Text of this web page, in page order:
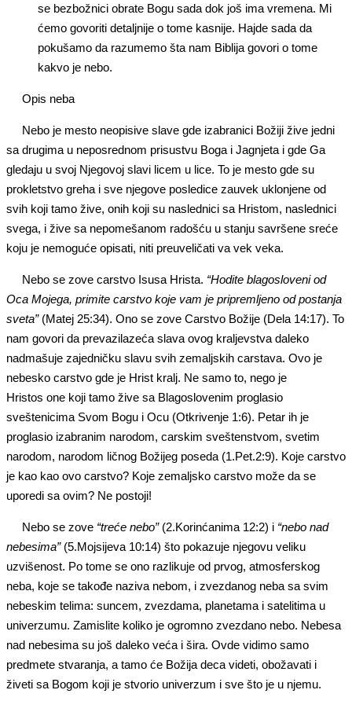
se bezbožnici obrate Bogu sada dok još ima vremena. Mi
ćemo govoriti detaljnije o tome kasnije. Hajde sada da
pokušamo da razumemo šta nam Biblija govori o tome
kakvo je nebo.
Opis neba
Nebo je mesto neopisive slave gde izabranici Božiji žive jedni
sa drugima u neposrednom prisustvu Boga i Jagnjeta i gde Ga
gledaju u svoj Njegovoj slavi licem u lice. To je mesto gde su
prokletstvo greha i sve njegove posledice zauvek uklonjene od
svih koji tamo žive, onih koji su naslednici sa Hristom, naslednici
svega, i žive sa nepomešanom radošću u stanju savršene sreće
koju je nemoguće opisati, niti preuveličati va vek veka.
Nebo se zove carstvo Isusa Hrista. “Hodite blagosloveni od
Oca Mojega, primite carstvo koje vam je pripremljeno od postanja
sveta”(Matej 25:34). Ono se zove Carstvo Božije (Dela 14:17). To
nam govori da prevazilazeća slava ovog kraljevstva daleko
nadmašuje zajedničku slavu svih zemaljskih carstava. Ovo je
nebesko carstvo gde je Hrist kralj. Ne samo to, nego je
Hristos one koji tamo žive sa Blagoslovenim proglasio
sveštenicima Svom Bogu i Ocu (Otkrivenje 1:6). Petar ih je
proglasio izabranim narodom, carskim sveštenstvom, svetim
narodom, narodom ličnog Božijeg poseda (1.Pet.2:9). Koje carstvo
je kao kao ovo carstvo? Koje zemaljsko carstvo može da se
uporedi sa ovim? Ne postoji!
Nebo se zove “treće nebo”(2.Korinćanima 12:2) i “nebo nad
nebesima”(5.Mojsijeva 10:14) što pokazuje njegovu veliku
uzvišenost. Po tome se ono razlikuje od prvog, atmosferskog
neba, koje se takođe naziva nebom, i zvezdanog neba sa svim
nebeskim telima: suncem, zvezdama, planetama i satelitima u
univerzumu. Zamislite koliko je ogromno zvezdano nebo. Nebesa
nad nebesima su još daleko veća i šira. Ovde vidimo samo
predmete stvaranja, a tamo će Božija deca videti, obožavati i
živeti sa Bogom koji je stvorio univerzum i sve što je u njemu.